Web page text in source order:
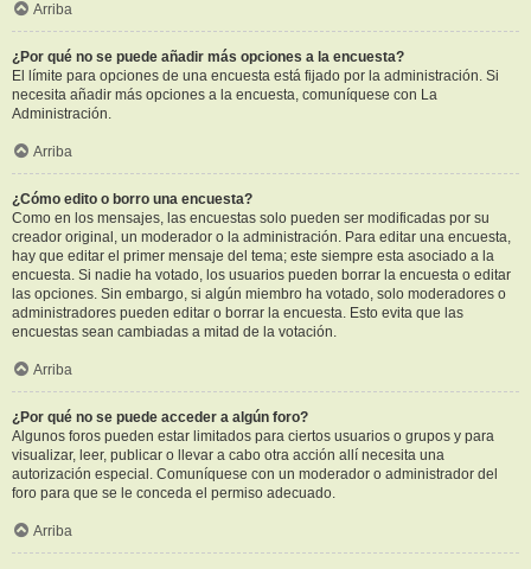
Arriba
¿Por qué no se puede añadir más opciones a la encuesta?
El límite para opciones de una encuesta está fijado por la administración. Si
necesita añadir más opciones a la encuesta, comuníquese con La
Administración.
Arriba
¿Cómo edito o borro una encuesta?
Como en los mensajes, las encuestas solo pueden ser modificadas por su
creador original, un moderador o la administración. Para editar una encuesta,
hay que editar el primer mensaje del tema; este siempre esta asociado a la
encuesta. Si nadie ha votado, los usuarios pueden borrar la encuesta o editar
las opciones. Sin embargo, si algún miembro ha votado, solo moderadores o
administradores pueden editar o borrar la encuesta. Esto evita que las
encuestas sean cambiadas a mitad de la votación.
Arriba
¿Por qué no se puede acceder a algún foro?
Algunos foros pueden estar limitados para ciertos usuarios o grupos y para
visualizar, leer, publicar o llevar a cabo otra acción allí necesita una
autorización especial. Comuníquese con un moderador o administrador del
foro para que se le conceda el permiso adecuado.
Arriba